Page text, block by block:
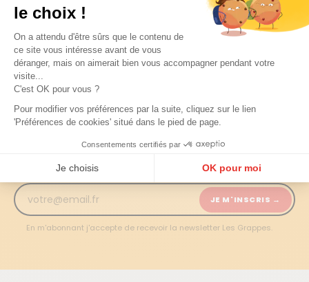
le choix !
On a attendu d'être sûrs que le contenu de
ce site vous intéresse avant de vous
déranger, mais on aimerait bien vous accompagner pendant votre
visite...
C'est OK pour vous ?
Pour modifier vos préférences par la suite, cliquez sur le lien
'Préférences de cookies' situé dans le pied de page.
Consentements certifiés par
Je choisis OK pour moi
Axeptio consent
Plateforme de Gestion du Consentement : Personnalisez vos Options
Notre plateforme vous permet d'adapter et de gérer vos paramètres de confidentialité, en
NEWSLETTER LES GRAPPES
Ne manquez aucune
découverte
Chaque semaine, nos experts sélectionnent les meilleurs
vins, les domaines à suivre et les millésimes à ne pas
rater. Recevez tout en avant-première !
JE M'INSCRIS →
En m'abonnant j'accepte de recevoir la newsletter Les Grappes.